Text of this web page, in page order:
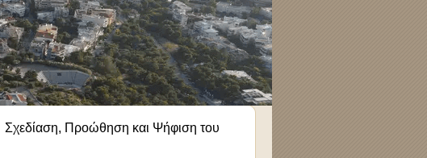
Σχεδίαση, Προώθηση και Ψήφιση του